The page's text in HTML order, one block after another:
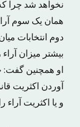
دوم انتخابات
بیشتر میزان
او همچنین
آوردن اکثریت
و یا اکثریت